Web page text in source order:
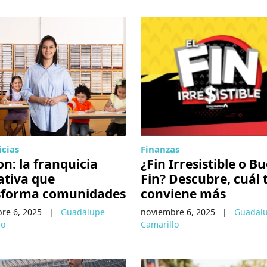
la franquicia
que
comunidades
6, 2025 |
Guadalupe
Finanzas
¿Fin Irresistible o
Fin? Descubre, cuál
conviene más
noviembre 6, 2025 |
Camarillo